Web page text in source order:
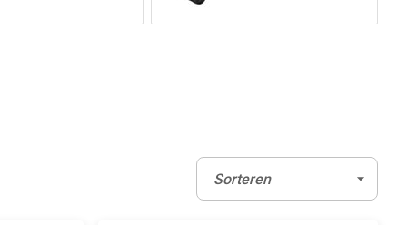
Sorteren:
Sorteren